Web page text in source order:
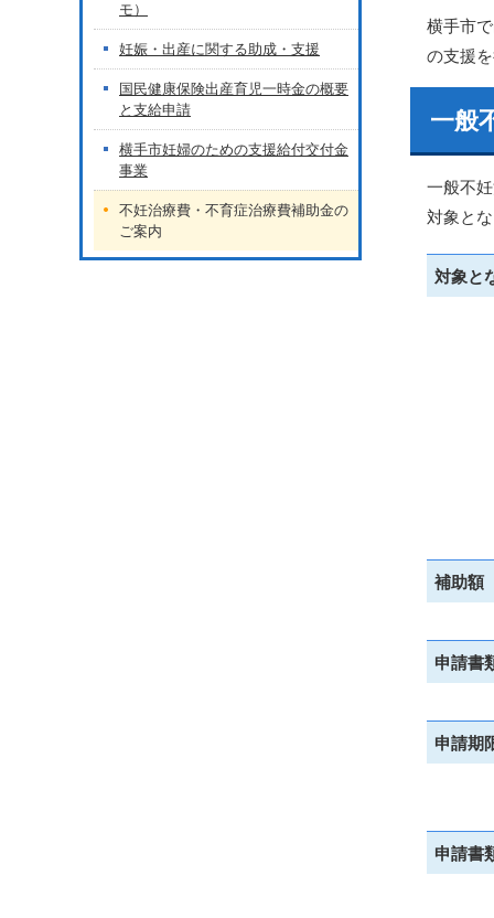
横手市
の支援を
一般
一般不
対象と
対象と
補助額
申請書
申請期
申請書
モ）
妊娠・出産に関する助成・支援
国民健康保険出産育児一時金の概要
と支給申請
横手市妊婦のための支援給付交付金
事業
不妊治療費・不育症治療費補助金の
ご案内